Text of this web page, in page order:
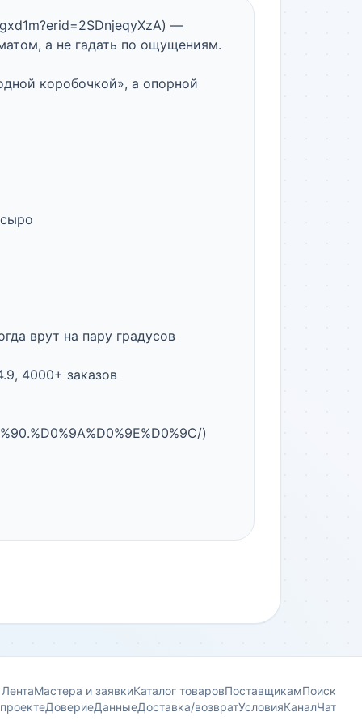
—
а не гадать по ощущениям.
коробочкой», а опорной
врут на пару градусов
4000+ заказов
)
ЛентаМастера и заявкиКаталог товаровПоставщикамПоиск
ДовериеДанныеДоставка/возвратУсловияКаналЧат